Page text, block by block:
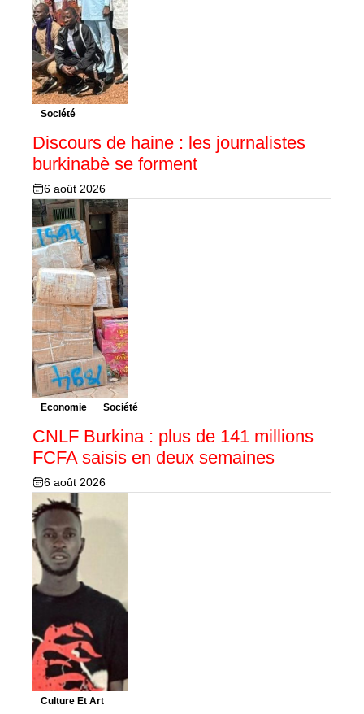
Société
Discours de haine : les journalistes
burkinabè se forment
6 août 2026
Economie Société
CNLF Burkina : plus de 141 millions
FCFA saisis en deux semaines
6 août 2026
Culture Et Art